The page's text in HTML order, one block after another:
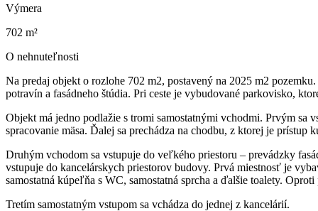
Výmera
702 m²
O nehnuteľnosti
Na predaj objekt o rozlohe 702 m2, postavený na 2025 m2
potravín a fasádneho štúdia. Pri ceste je vybudované parkovisko,
Objekt má jedno podlažie s tromi samostatnými vchodmi. Prvým sa
spracovanie mäsa. Ďalej sa prechádza na chodbu, z ktorej je prístup
Druhým vchodom sa vstupuje do veľkého priestoru – prevádzky
vstupuje do kancelárskych priestorov budovy. Prvá miestnosť je
samostatná kúpeľňa s WC, samostatná sprcha a ďalšie toalety.
Tretím samostatným vstupom sa vchádza do jednej z kancelárií.